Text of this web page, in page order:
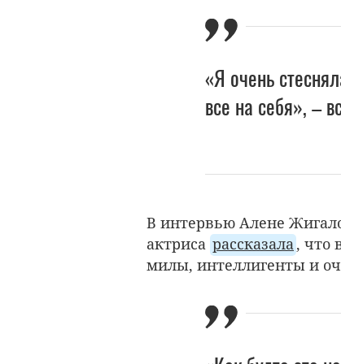
«Я очень
все на себя», –
В интервью Алене
актриса рассказала, что
милы, интеллигенты и